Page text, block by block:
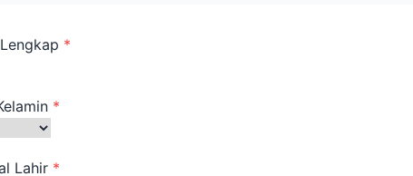
*
*
Lahir *